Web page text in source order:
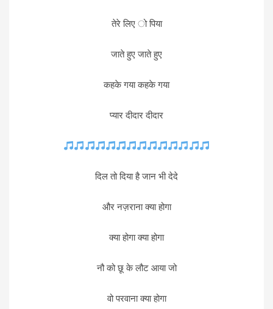
तेरे लिए ो पिया
जाते हुए जाते हुए
कहके गया कहके गया
प्यार दीदार दीदार
दिल तो दिया है जान भी देदे
और नज़राना क्या होगा
क्या होगा क्या होगा
नौ को छू के लौट आया जो
वो परवाना क्या होगा